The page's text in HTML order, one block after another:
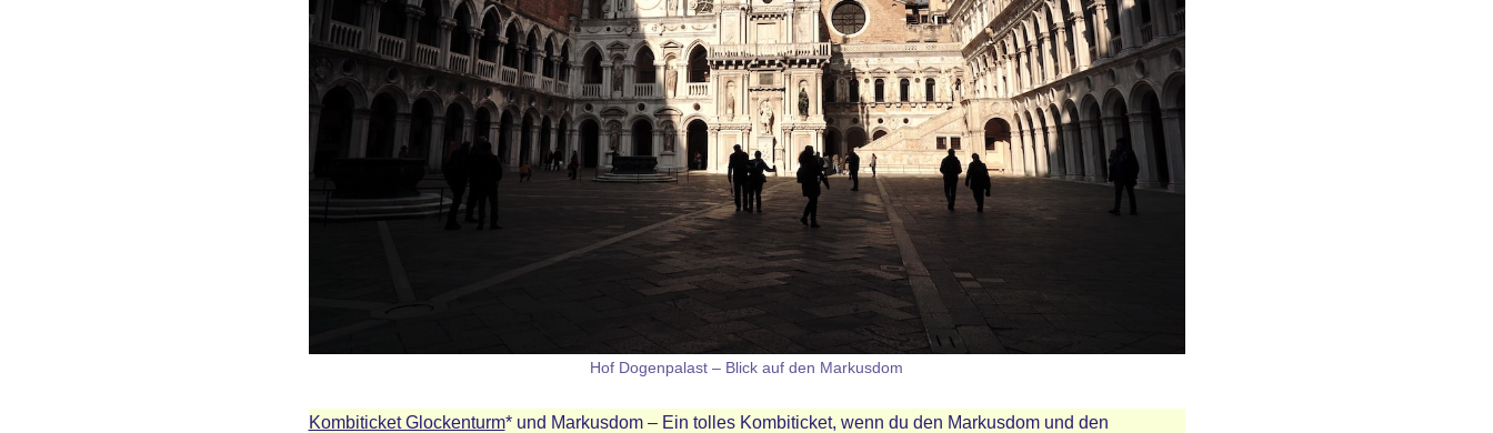
Hof Dogenpalast – Blick auf den Markusdom
Kombiticket Glockenturm* und Markusdom – Ein tolles Kombiticket, wenn du den Markusdom und den